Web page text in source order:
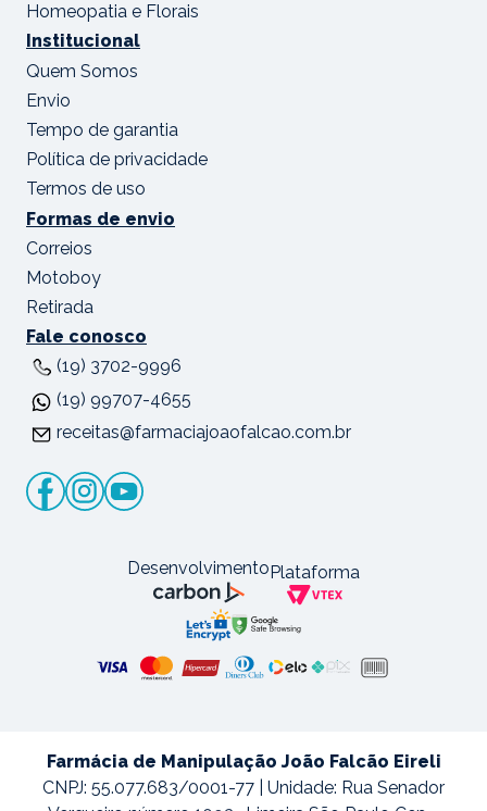
Homeopatia e Florais
Institucional
Quem Somos
Envio
Tempo de garantia
Política de privacidade
Termos de uso
Formas de envio
Correios
Motoboy
Retirada
Fale conosco
(19) 3702-9996
(19) 99707-4655
receitas@farmaciajoaofalcao.com.br
DesenvolvimentoPlataforma
Farmácia de Manipulação João Falcão Eireli
CNPJ: 55.077.683/0001-77 | Unidade: Rua Senador